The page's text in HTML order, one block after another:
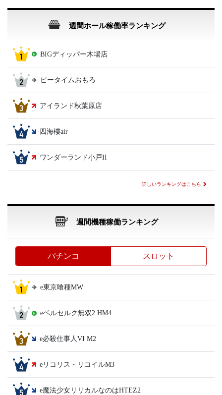
週間ホール稼働率ランキング
BIGディッパー木場店
ピータイムおもろ
アイランド秋葉原店
四海樓air
ワンダーランド小戸II
詳しいランキングはこちら
週間機種稼働ランキング
パチンコ スロット
e東京喰種MW
eベルセルク無双2 HM4
e必殺仕事人VI M2
eリコリス・リコイルM3
e魔法少女リリカルなのはHTEZ2